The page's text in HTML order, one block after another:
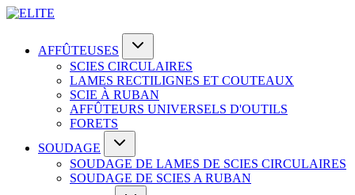
AFFÛTEUSES
SCIES CIRCULAIRES
LAMES RECTILIGNES ET COUTEAUX
SCIE À RUBAN
AFFÛTEURS UNIVERSELS D'OUTILS
FORETS
SOUDAGE
SOUDAGE DE LAMES DE SCIES CIRCULAIRES
SOUDAGE DE SCIES A RUBAN